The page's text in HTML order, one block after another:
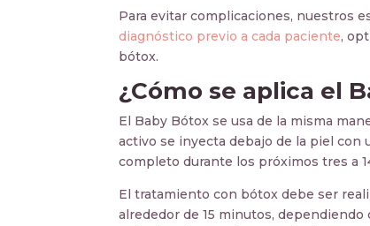
Para evitar complicaciones, nuestros
diagnóstico previo a cada paciente,
bótox.
¿Cómo se aplica el
El Baby Bótox se usa de la misma
activo se inyecta debajo de la piel con
completo durante los próximos tres a
El tratamiento con bótox debe ser
alrededor de 15 minutos, dependiendo